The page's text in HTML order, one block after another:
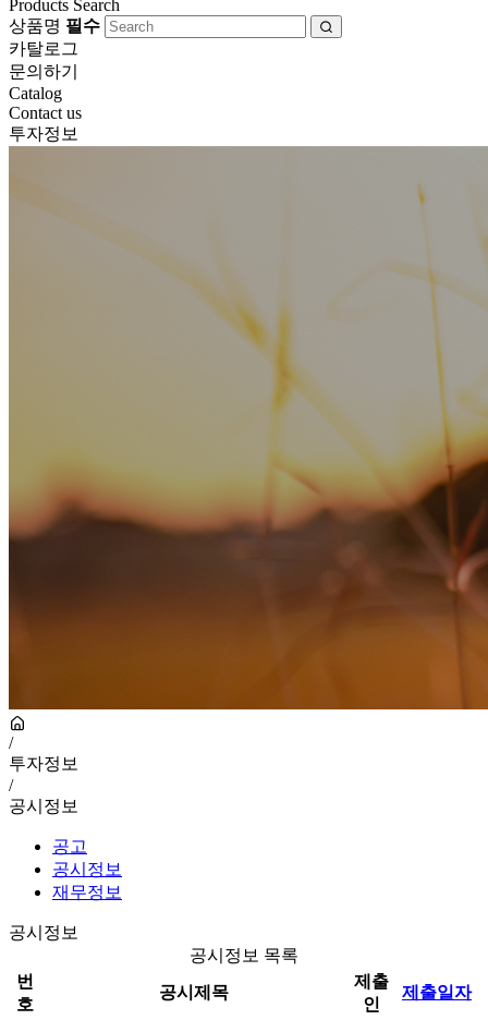
Products Search
상품명 필수
카탈로그
문의하기
Catalog
Contact us
투자정보
/
투자정보
/
공시정보
공고
공시정보
재무정보
공시정보
공시정보 목록
번
호
공시제목
제출
인
제출일자